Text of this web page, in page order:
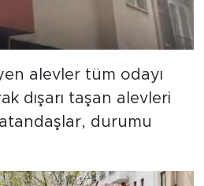
alevler tüm odayı
dışarı taşan alevleri
durumu